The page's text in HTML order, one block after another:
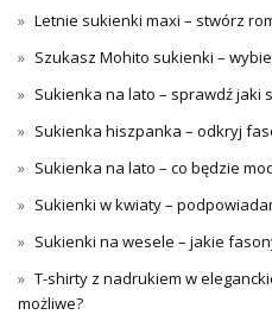
Letnie sukienki maxi – stwórz
Szukasz Mohito sukienki –
Sukienka na lato – sprawdź jaki
Sukienka hiszpanka – odkryj
Sukienka na lato – co będzie
Sukienki w kwiaty –
Sukienki na wesele – jakie
T-shirty z nadrukiem w
możliwe?